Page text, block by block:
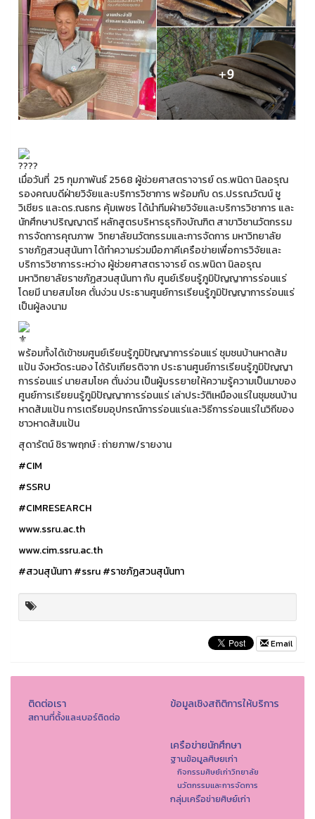
เมื่อวันที่ 25 กุมภาพันธ์ 2568 ผู้ช่วยศาสตราจารย์ ดร.พนิดา นิลอรุณ
รองคณบดีฝ่ายวิจัยและบริการวิชาการ พร้อมกับ ดร.ปรรณวัฒน์ ชู
วิเชียร และดร.ณธกร คุ้มเพชร ได้นำทีมฝ่ายวิจัยและบริการวิชาการ และ
นักศึกษาปริญญาตรี หลักสูตรบริหารธุรกิจบัณฑิต สาขาวิชานวัตกรรม
การจัดการคุณภาพ วิทยาลัยนวัตกรรมและการจัดการ มหาวิทยาลัย
ราชภัฏสวนสุนันทา ได้ทำความร่วมมือภาคีเครือข่ายเพื่อการวิจัยและ
บริการวิชาการระหว่าง ผู้ช่วยศาสตราจารย์ ดร.พนิดา นิลอรุณ
มหาวิทยาลัยราชภัฏสวนสุนันทา กับ ศูนย์เรียนรู้ภูมิปัญญาการร่อนแร่
โดยมี นายสมโชค ตั่นง่วน ประธานศูนย์การเรียนรู้ภูมิปัญญาการร่อนแร่
เป็นผู้ลงนาม
พร้อมทั้งได้เข้าชมศูนย์เรียนรู้ภูมิปัญญาการร่อนแร่ ชุมชนบ้านหาดส้ม
แป้น จังหวัดระนอง ได้รับเกียรติจาก ประธานศูนย์การเรียนรู้ภูมิปัญญา
การร่อนแร่ นายสมโชค ตั่นง่วน เป็นผู้บรรยายให้ความรู้ความเป็นมาของ
ศูนย์การเรียยนรู้ภูมิปัญญาการร่อนแร่ เล่าประวัติเหมืองแร่ในชุมชนบ้าน
หาดส้มแป้น การเตรียมอุปกรณ์การร่อนแร่และวิธีการร่อนแร่ในวิถีของ
ชาวหาดส้มแป้น
สุดารัตน์ ชิราพฤกษ์ : ถ่ายภาพ/รายงาน
#CIM
#SSRU
#CIMRESEARCH
www.ssru.ac.th
www.cim.ssru.ac.th
#สวนสุนันทา#ssru#ราชภัฏสวนสุนันทา
Email
ติดต่อเรา
สถานที่ตั้งและเบอร์ติดต่อ
ข้อมูลเชิงสถิติการให้บริการ
เครือข่ายนักศึกษา
ฐานข้อมูลศิษยเก่า
กิจกรรมศิษย์เก่าวิทยาลัย
นวัตกรรมและการจัดการ
กลุ่มเครือข่ายศิษย์เก่า